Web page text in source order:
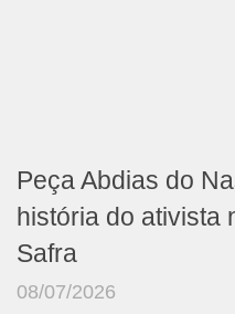
Peça Abdias do
história do ativista
Safra
08/07/2026